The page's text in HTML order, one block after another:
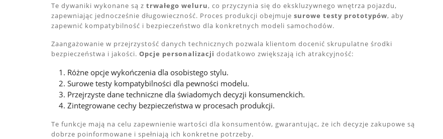
Te dywaniki wykonane są z trwałego weluru, co przyczynia się do ekskluzywnego wnętrza pojazdu,
zapewniając jednocześnie długowieczność. Proces produkcji obejmuje surowe testy prototypów, aby
zapewnić kompatybilność i bezpieczeństwo dla konkretnych modeli samochodów.
Zaangażowanie w przejrzystość danych technicznych pozwala klientom docenić skrupulatne środki
bezpieczeństwa i jakości. Opcje personalizacji dodatkowo zwiększają ich atrakcyjność:
Różne opcje wykończenia dla osobistego stylu.
Surowe testy kompatybilności dla pewności modelu.
Przejrzyste dane techniczne dla świadomych decyzji konsumenckich.
Zintegrowane cechy bezpieczeństwa w procesach produkcji.
Te funkcje mają na celu zapewnienie wartości dla konsumentów, gwarantując, że ich decyzje zakupowe są
dobrze poinformowane i spełniają ich konkretne potrzeby.